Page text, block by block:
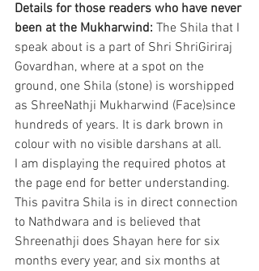
Details for those readers who have never
been at the Mukharwind: The Shila that I
speak about is a part of Shri ShriGiriraj
Govardhan, where at a spot on the
ground, one Shila (stone) is worshipped
as ShreeNathji Mukharwind (Face)since
hundreds of years. It is dark brown in
colour with no visible darshans at all.
I am displaying the required photos at
the page end for better understanding.
This pavitra Shila is in direct connection
to Nathdwara and is believed that
Shreenathji does Shayan here for six
months every year, and six months at